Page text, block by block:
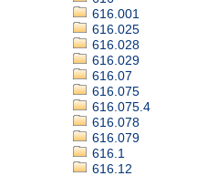
616.001
616.025
616.028
616.029
616.07
616.075
616.075.4
616.078
616.079
616.1
616.12